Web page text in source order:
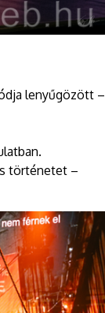
lenyűgözött –
történetet –